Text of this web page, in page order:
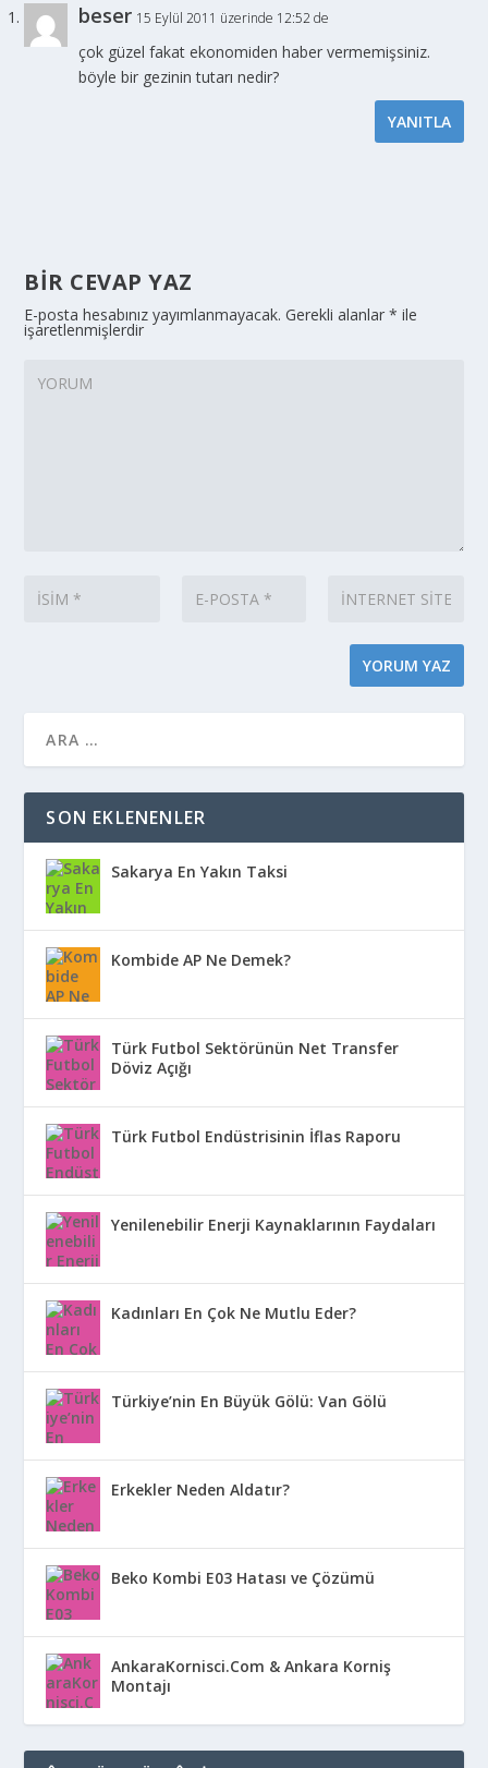
beser 15 Eylül 2011 üzerinde 12:52 de
çok güzel fakat ekonomiden haber vermemişsiniz.
böyle bir gezinin tutarı nedir?
YANITLA
BIR CEVAP YAZ
E-posta hesabınız yayımlanmayacak. Gerekli alanlar* ile
işaretlenmişlerdir
SON EKLENENLER
Sakarya En Yakın Taksi
Kombide AP Ne Demek?
Türk Futbol Sektörünün Net Transfer
Döviz Açığı
Türk Futbol Endüstrisinin İflas Raporu
Yenilenebilir Enerji Kaynaklarının Faydaları
Kadınları En Çok Ne Mutlu Eder?
Türkiye’nin En Büyük Gölü: Van Gölü
Erkekler Neden Aldatır?
Beko Kombi E03 Hatası ve Çözümü
AnkaraKornisci.Com & Ankara Korniş
Montajı